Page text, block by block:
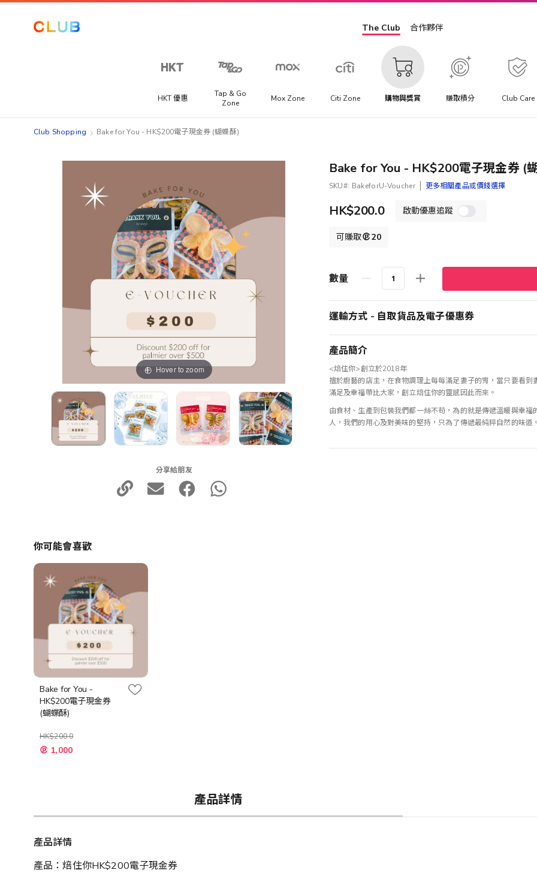
The Club 合作夥伴
HKT 優惠
Tap & Go
Zone
Mox Zone Citi Zone 購物與獎賞 賺取積分 Club Care
Club Shopping Bake for You - HK$200電子現金券 (蝴蝶酥)
Hover to zoom
分享給朋友
Bake for You - HK$200電子現金券 (
SKU BakeforU-Voucher 更多相關產品或價錢選擇
HK$200.0 啟動優惠追蹤
可賺取 20
數量
運輸方式 - 自取貨品及電子優惠券
產品簡介
<焙住你>創立於2018年
擅於廚藝的店主，在食物調理上每每滿足妻子的胃，當只要看
滿足及幸福帶比大家，創立焙住你的靈感因此而來。
由食材、生產到包裝我們都一絲不苟，為的就是傳遞溫暖與幸
人，我們的用心及對美味的堅持，只為了傳遞最純粹自然的味道
你可能會喜歡
Bake for You -
HK$200電子現金券
(蝴蝶酥)
HK$200.0
特 1,000
產品詳情
產品詳情
產品：焙住你HK$200電子現金券